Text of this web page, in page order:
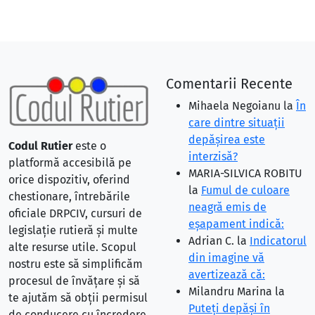
Codul Rutiereste o
platformă accesibilă pe
orice dispozitiv, oferind
chestionare, întrebările
oficiale DRPCIV, cursuri de
legislație rutieră și multe
alte resurse utile. Scopul
nostru este să simplificăm
procesul de învățare și să
te ajutăm să obții permisul
Comentarii Recente
Mihaela Negoianu la În
care dintre situaţii
depăşirea este
interzisă?
MARIA-SILVICA ROBITU
la Fumul de culoare
neagră emis de
eşapament indică:
Adrian C. la Indicatorul
din imagine vă
avertizează că:
Milandru Marina la
Puteţi depăşi în